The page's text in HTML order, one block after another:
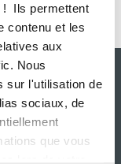
! Ils permettent
contenu et les
aux
Nous
sur l'utilisation de
sociaux, de
que vous